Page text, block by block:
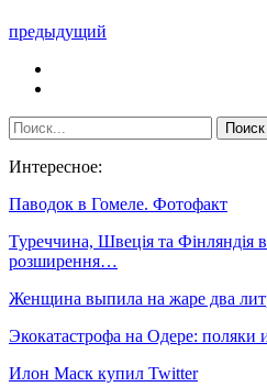
предыдущий
Интересное:
Паводок в Гомеле. Фотофакт
Туреччина, Швеція та Фінляндія
розширення…
Женщина выпила на жаре два
Экокатастрофа на Одере:
Илон Маск купил Twitter